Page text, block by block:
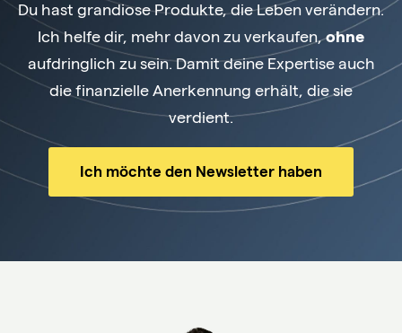
Du hast grandiose Produkte, die Leben verändern.
Ich helfe dir, mehr davon zu verkaufen,ohne
aufdringlich zu sein. Damit deine Expertise auch
die finanzielle Anerkennung erhält, die sie
verdient.
Ich möchte den Newsletter haben